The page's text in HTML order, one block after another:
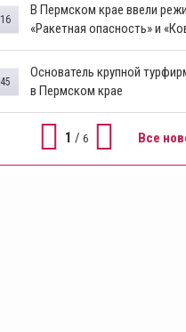
В Пермском крае ввели
«Ракетная опасность» и
Основатель крупной
в Пермском крае
1 / 6 Все